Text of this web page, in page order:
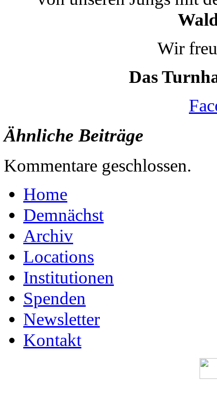
Wir
Das
Ähnliche Beiträge
Kommentare geschlossen.
Home
Demnächst
Archiv
Locations
Institutionen
Spenden
Newsletter
Kontakt